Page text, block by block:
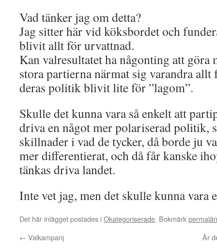
Vad tänker jag om detta?
Jag sitter här vid köksbordet och
blivit allt för urvattnad.
Kan valresultatet ha någonting att göra
stora partierna närmat sig varandra allt
deras politik blivit lite för ”lagom”.
Skulle det kunna vara så enkelt att
driva en något mer polariserad politik,
skillnader i vad de tycker, då borde ju
mer differentierat, och då får kanske
tänkas driva landet.
Inte vet jag, men det skulle kunna vara
Det här inlägget postades iOkategoriserade. Bokmärk
← Valkampanj Är